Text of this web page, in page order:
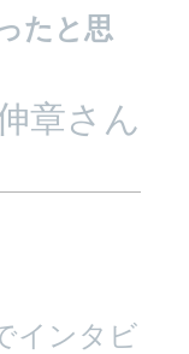
たと思
章さん
インタビ